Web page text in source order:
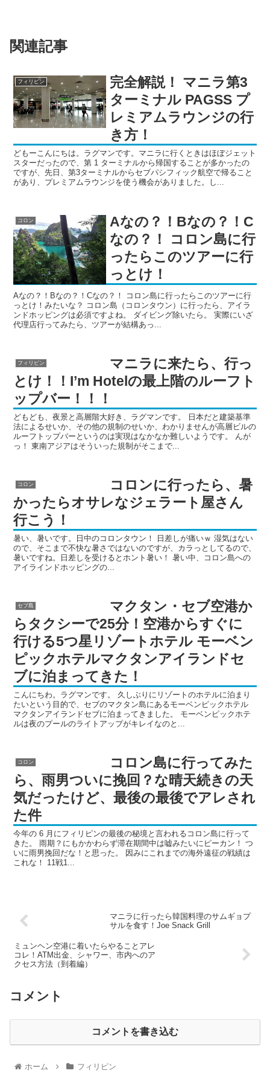
関連記事
フィリピン
完全解説！ マニラ第3
ターミナル PAGSS プ
レミアムラウンジの行
き方！
どもーこんにちは。ラグマンです。マニラに行くときはほぼジェット
スターだったので、第 1 ターミナルから帰国することが多かったの
ですが、先日、第3ターミナルからセブパシフィック航空で帰ること
があり、プレミアムラウンジを使う機会がありました。し...
コロン
Aなの？！Bなの？！C
なの？！ コロン島に行
ったらこのツアーに行
っとけ！
Aなの？！Bなの？！Cなの？！ コロン島に行ったらこのツアーに行
っとけ！みたいな？ コロン島（コロンタウン）に行ったら、アイラ
ンドホッピングは必須ですよね。 ダイビング除いたら。 実際にいざ
代理店行ってみたら、ツアーが結構あっ...
フィリピン
マニラに来たら、行っ
とけ！！I’m Hotelの最上階のルーフト
ップバー！！！
どもども、夜景と高層階大好き、ラグマンです。 日本だと建築基準
法によるせいか、その他の規制のせいか、わかりませんが高層ビルの
ルーフトップバーというのは実現はなかなか難しいようです。 んが
っ！ 東南アジアはそういった規制がそこまで...
コロン
コロンに行ったら、暑
かったらオサレなジェラート屋さん
行こう！
暑い、暑いです。日中のコロンタウン！ 日差しが痛いｗ 湿気はない
ので、そこまで不快な暑さではないのですが、カラっとしてるので、
暑いですね。日差しを受けるとホント暑い！ 暑い中、コロン島への
アイラインドホッピングの...
セブ島
マクタン・セブ空港か
らタクシーで25分！空港からすぐに
行ける5つ星リゾートホテル モーベン
ピックホテルマクタンアイランドセ
ブに泊まってきた！
こんにちわ。ラグマンです。 久しぶりにリゾートのホテルに泊まり
たいという目的で、セブのマクタン島にあるモーベンピックホテル
マクタンアイランドセブに泊まってきました。 モーベンピックホテ
ルは夜のプールのライトアップがキレイなのと...
コロン
コロン島に行ってみた
ら、雨男ついに挽回？な晴天続きの天
気だったけど、最後の最後でアレされ
た件
今年の 6 月にフィリピンの最後の秘境と言われるコロン島に行って
きた。 雨期？にもかかわらず滞在期間中は嘘みたいにピーカン！ つ
いに雨男挽回だな！と思った。 因みにこれまでの海外遠征の戦績は
これな！ 11戦1...
マニラに行ったら韓国料理のサムギョプ
サルを食す！Joe Snack Grill
ミュンヘン空港に着いたらやることアレ
コレ！ATM出金、シャワー、市内へのア
クセス方法（到着編）
コメント
コメントを書き込む
ホーム フィリピン